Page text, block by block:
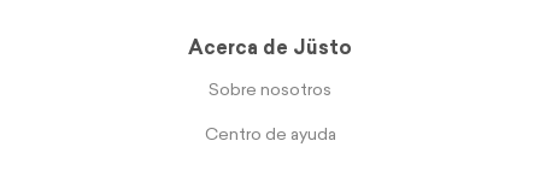
Acerca de Jüsto
Sobre nosotros
Centro de ayuda